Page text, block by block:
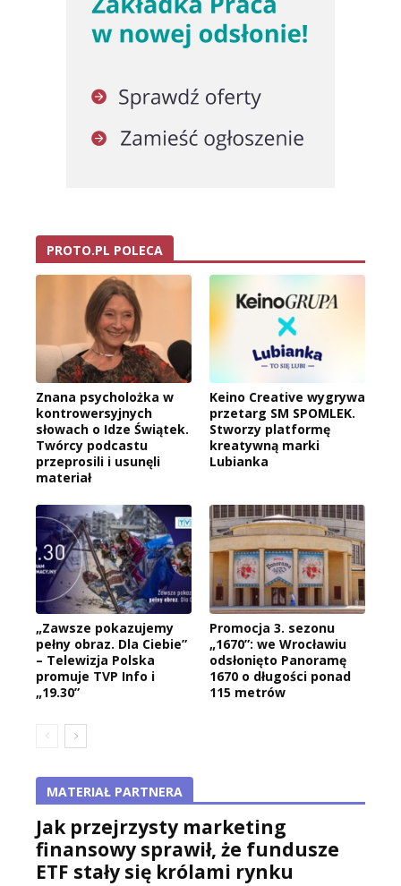
PROTO.PL POLECA
Znana psycholożka w
kontrowersyjnych
słowach o Idze Świątek.
Twórcy podcastu
przeprosili i usunęli
materiał
Keino Creative wygrywa
przetarg SM SPOMLEK.
Stworzy platformę
kreatywną marki
Lubianka
„Zawsze pokazujemy
pełny obraz. Dla Ciebie”
– Telewizja Polska
promuje TVP Info i
„19.30”
Promocja 3. sezonu
„1670”: we Wrocławiu
odsłonięto Panoramę
1670 o długości ponad
115 metrów
MATERIAŁ PARTNERA
Jak przejrzysty marketing
finansowy sprawił, że fundusze
ETF stały się królami rynku